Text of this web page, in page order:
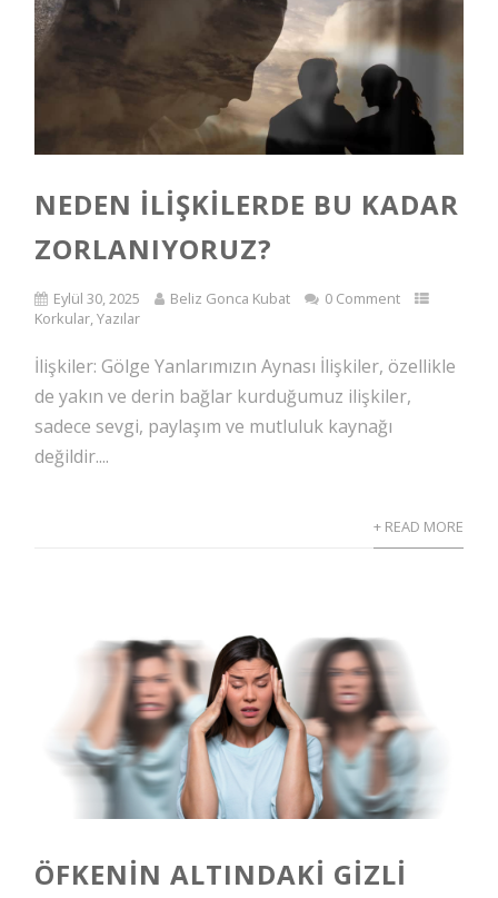
NEDEN İLIŞKILERDE BU KADAR
ZORLANIYORUZ?
Eylül 30, 2025 Beliz Gonca Kubat
0 Comment
Korkular,Yazılar
İlişkiler: Gölge Yanlarımızın Aynası İlişkiler, özellikle
de yakın ve derin bağlar kurduğumuz ilişkiler,
sadece sevgi, paylaşım ve mutluluk kaynağı
değildir....
+ READ MORE
ÖFKENIN ALTINDAKI GIZLI